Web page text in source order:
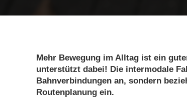
Mehr Bewegung im Alltag ist ein
unterstützt dabei! Die intermodale
Bahnverbindungen an, sondern
Routenplanung ein.